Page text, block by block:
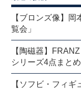
【ブロンズ像】
覧会」
【陶磁器】
シリーズ4点まとめ
【ソフビ・フィ